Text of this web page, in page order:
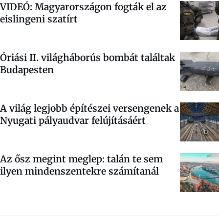
VIDEÓ: Magyarországon fogták el az
eislingeni szatírt
Óriási II. világháborús bombát találtak
Budapesten
A világ legjobb építészei versengenek a
Nyugati pályaudvar felújításáért
Az ősz megint meglep: talán te sem
ilyen mindenszentekre számítanál